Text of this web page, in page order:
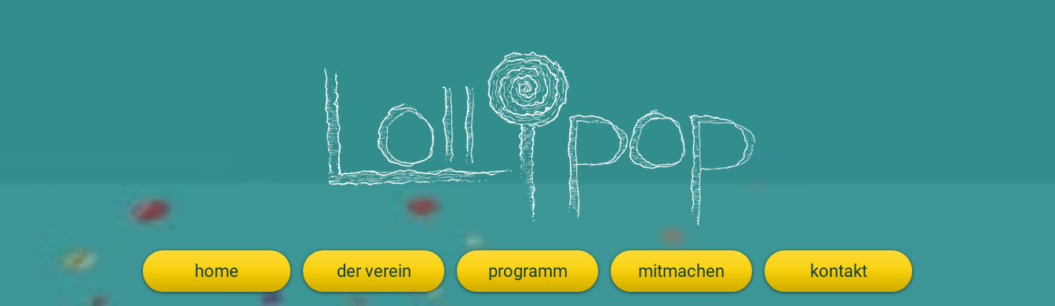
home der verein programm mitmachen kontakt